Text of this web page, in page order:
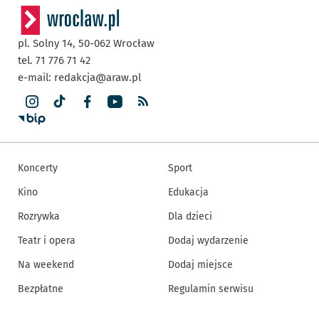
pl. Solny 14, 50-062 Wrocław
tel. 71 776 71 42
e-mail: redakcja@araw.pl
Koncerty
Kino
Rozrywka
Teatr i opera
Na weekend
Bezpłatne
Sport
Edukacja
Dla dzieci
Dodaj wydarzenie
Dodaj miejsce
Regulamin serwisu